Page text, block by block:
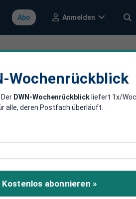
Abo Anmelden
Crash
des Geldes
Wochenrückblick
DWN-Wochenrückblick liefert 1x/
alle, deren Postfach überläuft.
Kostenlos abonnieren »